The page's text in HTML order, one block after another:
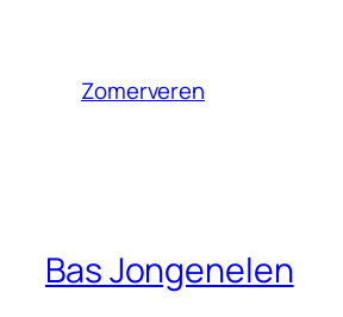
Zomerveren
Bas Jongenelen